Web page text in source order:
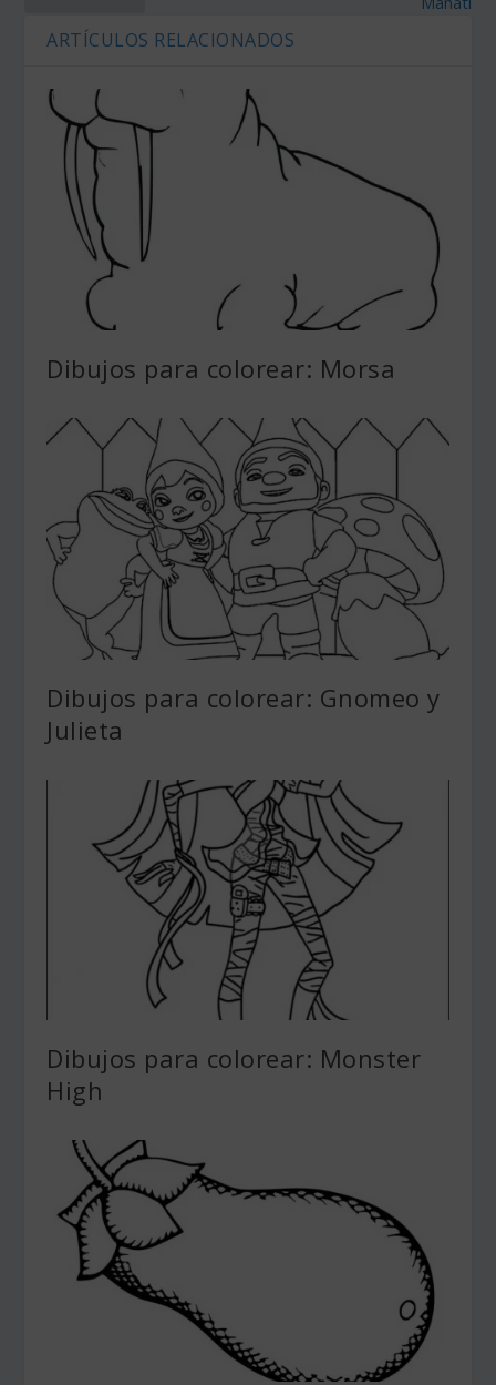
ARTÍCULOS RELACIONADOS
Dibujos para colorear: Morsa
Dibujos para colorear: Gnomeo y
Julieta
Dibujos para colorear: Monster
High